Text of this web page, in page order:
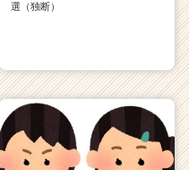
選（独断）